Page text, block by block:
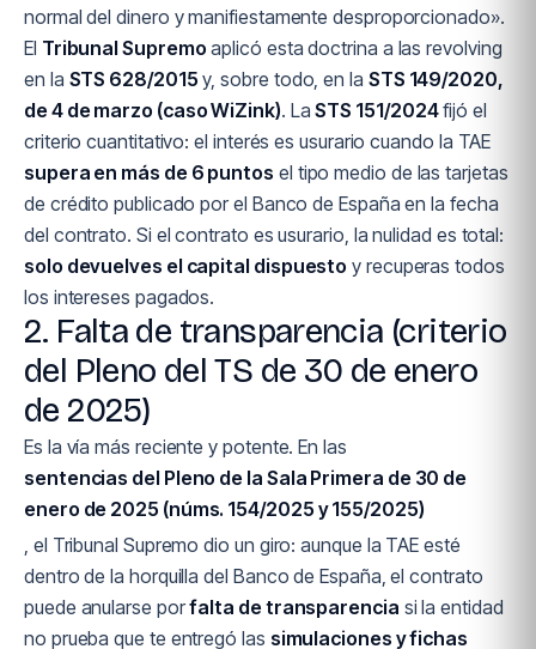
normal del dinero y manifiestamente desproporcionado».
El Tribunal Supremo aplicó esta doctrina a las revolving
en la STS 628/2015 y, sobre todo, en la STS 149/2020,
de 4 de marzo (caso WiZink). LaSTS 151/2024fijó el
criterio cuantitativo: el interés es usurario cuando la TAE
supera en más de 6 puntos el tipo medio de las tarjetas
de crédito publicado por el Banco de España en la fecha
del contrato. Si el contrato es usurario, la nulidad es total:
solo devuelves el capital dispuesto y recuperas todos
los intereses pagados.
2. Falta de transparencia (criterio
del Pleno del TS de 30 de enero
de 2025)
Es la vía más reciente y potente. En las
sentencias del Pleno de la Sala Primera de 30 de
enero de 2025 (núms. 154/2025 y 155/2025)
, el Tribunal Supremo dio un giro: aunque la TAE esté
dentro de la horquilla del Banco de España, el contrato
puede anularse porfalta de transparencia si la entidad
no prueba que te entregó las simulaciones y fichas